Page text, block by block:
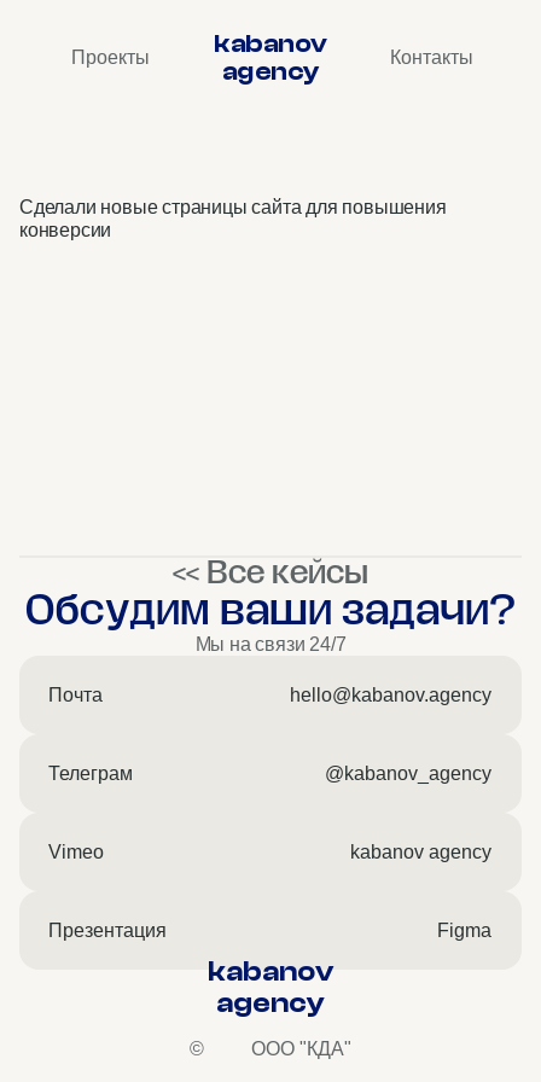
Проекты kabanov
agency Контакты
сайта
Сделали новые страницы сайта для повышения
конверсии
<< Все кейсы
Обсудим ваши задачи?
Мы на связи 24/7
Почта hello@kabanov.agency
Телеграм @kabanov_agency
Vimeo kabanov agency
Презентация Figma
kabanov
agency
© ООО "КДА"